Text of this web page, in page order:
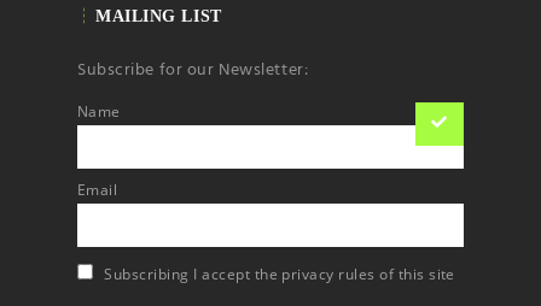
MAILING LIST
Subscribe for our Newsletter:
Name
Email
Subscribing I accept the privacy rules of this site